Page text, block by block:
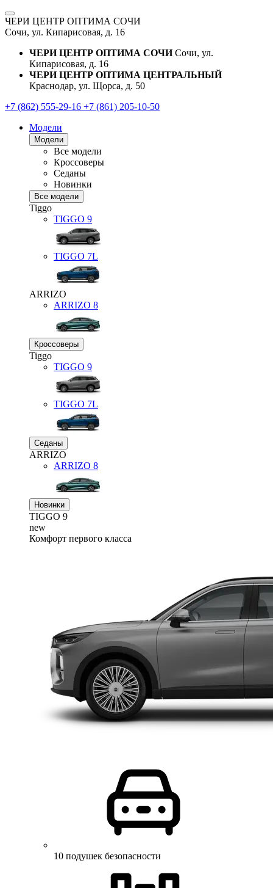
ЧЕРИ ЦЕНТР ОПТИМА СОЧИ
Сочи, ул. Кипарисовая, д. 16
ЧЕРИ ЦЕНТР ОПТИМА СОЧИ Сочи, ул.
Кипарисовая, д. 16
ЧЕРИ ЦЕНТР ОПТИМА ЦЕНТРАЛЬНЫЙ
Краснодар, ул. Щорса, д. 50
+7 (862) 555-29-16 +7 (861) 205-10-50
Модели
Модели
Все модели
Кроссоверы
Седаны
Новинки
Все модели
Tiggo
TIGGO 9
TIGGO 7L
ARRIZO
ARRIZO 8
Кроссоверы
Tiggo
TIGGO 9
TIGGO 7L
Седаны
ARRIZO
ARRIZO 8
Новинки
TIGGO 9
new
Комфорт первого класса
10 подушек безопасности